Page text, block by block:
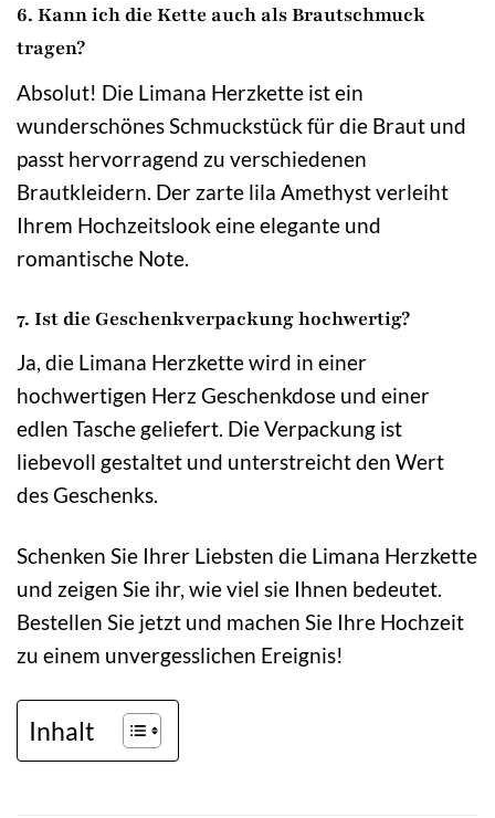
6. Kann ich die Kette auch als Brautschmuck
tragen?
Absolut! Die Limana Herzkette ist ein
wunderschönes Schmuckstück für die Braut und
passt hervorragend zu verschiedenen
Brautkleidern. Der zarte lila Amethyst verleiht
Ihrem Hochzeitslook eine elegante und
romantische Note.
7. Ist die Geschenkverpackung hochwertig?
Ja, die Limana Herzkette wird in einer
hochwertigen Herz Geschenkdose und einer
edlen Tasche geliefert. Die Verpackung ist
liebevoll gestaltet und unterstreicht den Wert
des Geschenks.
Schenken Sie Ihrer Liebsten die Limana Herzkette
und zeigen Sie ihr, wie viel sie Ihnen bedeutet.
Bestellen Sie jetzt und machen Sie Ihre Hochzeit
zu einem unvergesslichen Ereignis!
Inhalt